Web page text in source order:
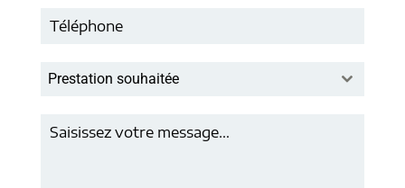
Prestation souhaitée